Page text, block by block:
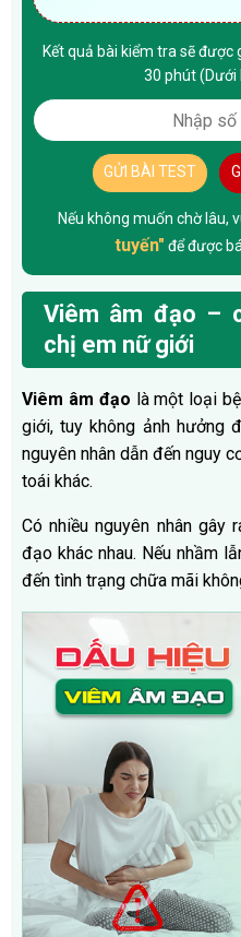
Kết quả bài kiểm tra sẽ
30 phút (Dưới
GỬI BÀI TEST
Nếu không muốn chờ lâu,
tuyến" để được
Viêm âm đạo –
chị em nữ giới
Viêm âm đạo là một loại
giới, tuy không ảnh hưởng
nguyên nhân dẫn đến nguy
toái khác.
Có nhiều nguyên nhân gây
đạo khác nhau. Nếu nhầm
đến tình trạng chữa mãi